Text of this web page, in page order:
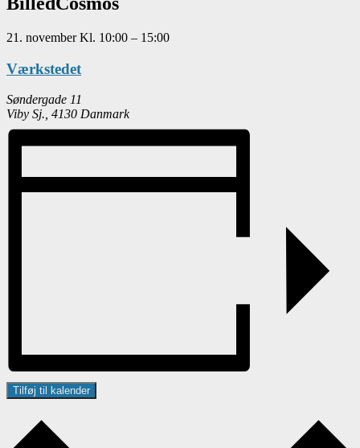
21. novemberKl. 10:00 – 15:00
Værkstedet
Søndergade 11
Viby Sj. 4130 Danmark
Tilføj til kalender